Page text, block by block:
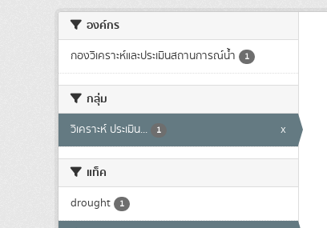
องค์กร
กองวิเคราะห์และประเมินสถานการณ์น้ำ 1
กลุ่ม
วิเคราะห์ ประเมิน... 1 x
แท็ค
drought 1